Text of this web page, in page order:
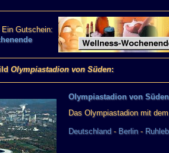
Gutschein:
Olympiastadion von Süden:
Olympiastadion von Süden
Das Olympiastadion mit
Deutschland- Berlin-